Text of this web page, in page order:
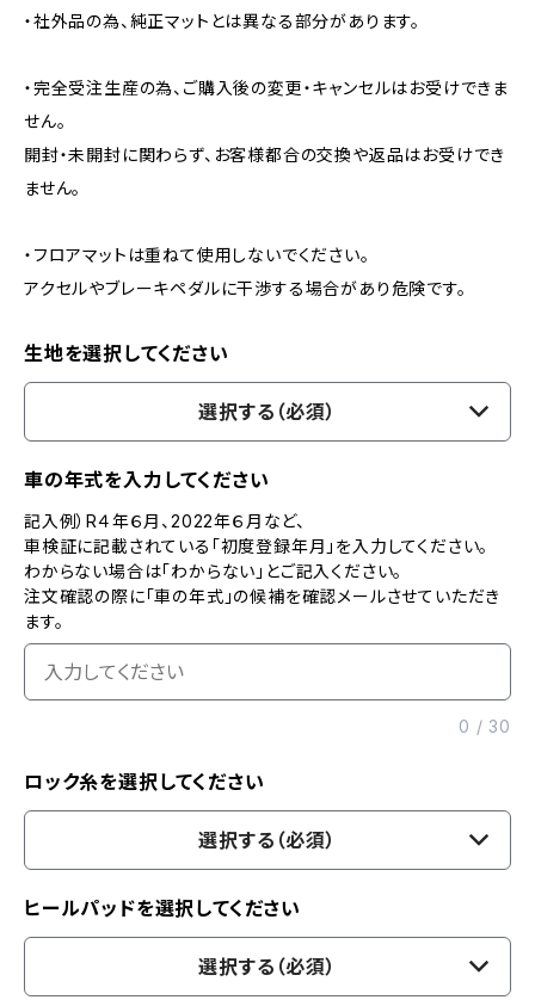
・社外品の為、純正マットとは異なる部分があります。
・完全受注生産の為、ご購入後の変更・キャンセルはお受けできま
せん。
開封・未開封に関わらず、お客様都合の交換や返品はお受けでき
ません。
・フロアマットは重ねて使用しないでください。
アクセルやブレーキペダルに干渉する場合があり危険です。
生地を選択してください
選択する（必須）
車の年式を入力してください
記入例）R４年６月、2022年６月など、
車検証に記載されている「初度登録年月」を入力してください。
わからない場合は「わからない」とご記入ください。
注文確認の際に「車の年式」の候補を確認メールさせていただき
ます。
0 /30
ロック糸を選択してください
選択する（必須）
ヒールパッドを選択してください
選択する（必須）